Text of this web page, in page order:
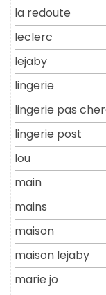
la redoute
leclerc
lejaby
lingerie
lingerie pas
lingerie post
lou
main
mains
maison
maison lejaby
marie jo